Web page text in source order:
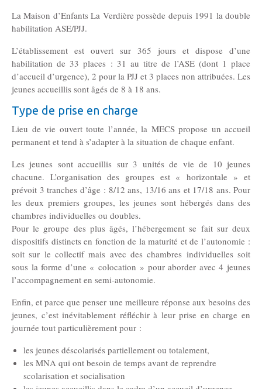
Ressources humaines
Offres d’emploi
Offres de stage
Candidatures spontanées
Note de l’index égalité hommes femmes
Actualités
Nos actualités
Contact
Nous soutenir
La Maison d’Enfants La Verdière possède depuis 1991 la double
habilitation ASE/PJJ.
L’établissement est ouvert sur 365 jours et dispose d’une
habilitation de 33 places : 31 au titre de l’ASE (dont 1 place
d’accueil d’urgence), 2 pour la PJJ et 3 places non attribuées. Les
jeunes accueillis sont âgés de 8 à 18 ans.
Type de prise en charge
Lieu de vie ouvert toute l’année, la MECS propose un accueil
permanent et tend à s’adapter à la situation de chaque enfant.
Les jeunes sont accueillis sur 3 unités de vie de 10 jeunes
chacune. L’organisation des groupes est « horizontale » et
prévoit 3 tranches d’âge : 8/12 ans, 13/16 ans et 17/18 ans. Pour
les deux premiers groupes, les jeunes sont hébergés dans des
chambres individuelles ou doubles.
Pour le groupe des plus âgés, l’hébergement se fait sur deux
dispositifs distincts en fonction de la maturité et de l’autonomie :
soit sur le collectif mais avec des chambres individuelles soit
sous la forme d’une « colocation » pour aborder avec 4 jeunes
l’accompagnement en semi-autonomie.
Enfin, et parce que penser une meilleure réponse aux besoins des
jeunes, c’est inévitablement réfléchir à leur prise en charge en
journée tout particulièrement pour :
les jeunes déscolarisés partiellement ou totalement,
les MNA qui ont besoin de temps avant de reprendre
scolarisation et socialisation